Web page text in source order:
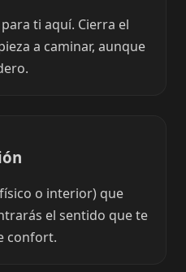
ti aquí. Cierra el
a caminar, aunque
o interior) que
el sentido que te
confort.